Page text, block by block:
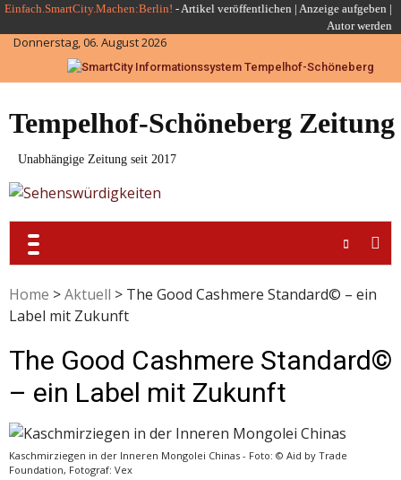
Skip
to
content
Einfach.SmartCity.Machen:Berlin! -Artikel veröffentlichen | Anzeige aufgeben |
Autor werden
Donnerstag, 06. August 2026
Tempelhof-Schöneberg Zeitung
Unabhängige Zeitung seit 2017
Home >Aktuell > The Good Cashmere Standard© – ein
Label mit Zukunft
The Good Cashmere Standard©
– ein Label mit Zukunft
Kaschmirziegen in der Inneren Mongolei Chinas - Foto: © Aid by Trade
Foundation, Fotograf: Vex